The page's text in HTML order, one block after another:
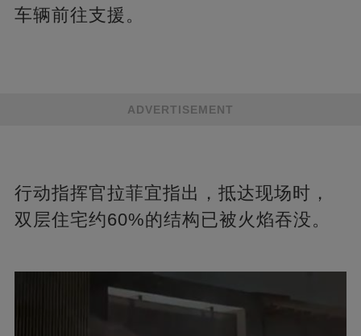
车辆前往支援。
ADVERTISEMENT
行动指挥官拉菲宜指出，抵达现场时，
双层住宅约60%的结构已被火焰吞没。